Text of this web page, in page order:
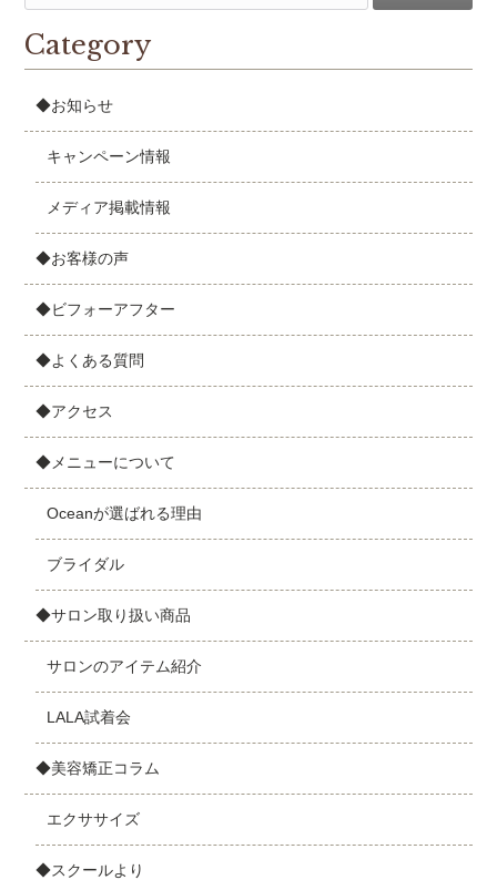
Category
◆お知らせ
キャンペーン情報
メディア掲載情報
◆お客様の声
◆ビフォーアフター
◆よくある質問
◆アクセス
◆メニューについて
Oceanが選ばれる理由
ブライダル
◆サロン取り扱い商品
サロンのアイテム紹介
LALA試着会
◆美容矯正コラム
エクササイズ
◆スクールより